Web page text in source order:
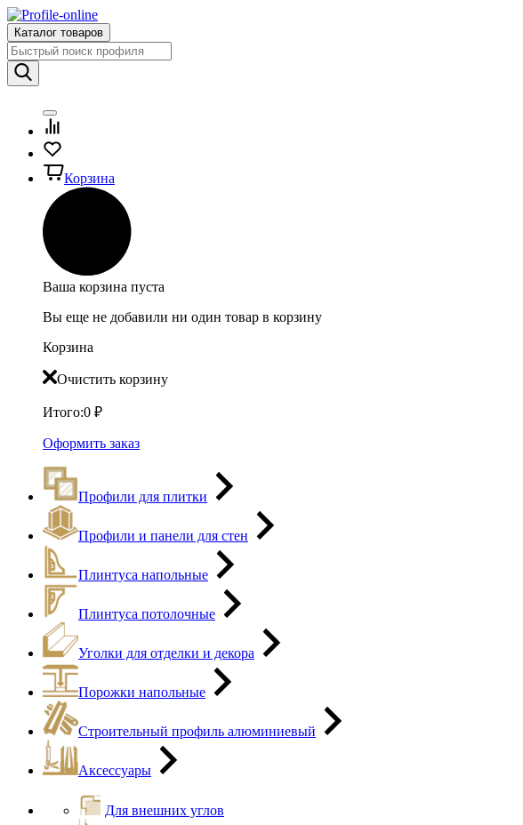
Каталог товаров
Корзина
Ваша корзина пуста
Вы еще не добавили ни один товар в корзину
Корзина
Очистить корзину
Итого:0 ₽
Оформить заказ
Профили для плитки
Профили и панели для стен
Плинтуса напольные
Плинтуса потолочные
Уголки для отделки и декора
Порожки напольные
Строительный профиль алюминиевый
Аксессуары
Для внешних углов